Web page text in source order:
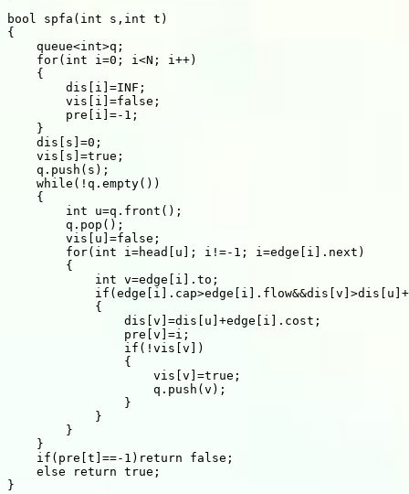
bool spfa(int s,int t)
{
    queue<int>q;
    for(int i=0; i<N; i++)
    {
        dis[i]=INF;
        vis[i]=false;
        pre[i]=-1;
    }
    dis[s]=0;
    vis[s]=true;
    q.push(s);
    while(!q.empty())
    {
        int u=q.front();
        q.pop();
        vis[u]=false;
        for(int i=head[u]; i!=-1; i=edge[i].next)
        {
            int v=edge[i].to;
            {
                dis[v]=dis[u]+edge[i].cost;
                pre[v]=i;
                if(!vis[v])
                {
                    vis[v]=true;
                    q.push(v);
                }
            }
        }
    }
    if(pre[t]==-1)return false;
    else return true;
}